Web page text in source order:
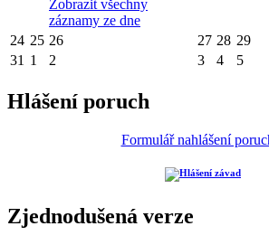
Zobrazit všechny
záznamy ze dne
24 25 26 27 28 29
31 1 2 3 4 5
Hlášení poruch
Formulář nahlášení
Zjednodušená verze